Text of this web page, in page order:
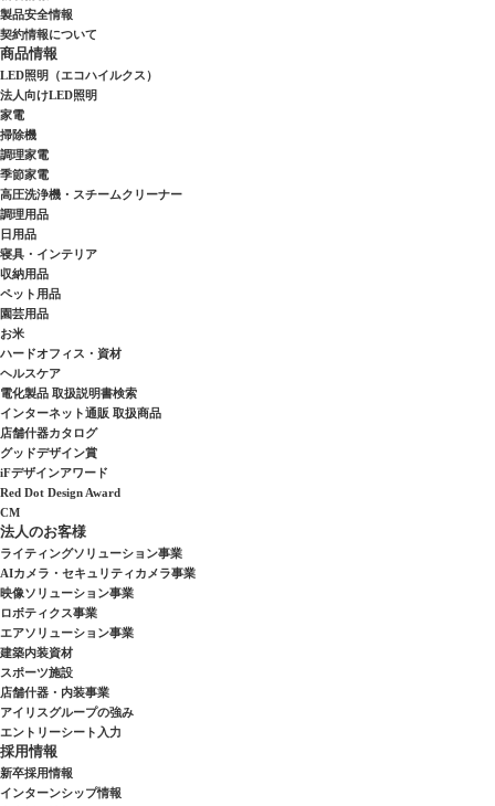
製品安全情報
契約情報について
商品情報
LED照明（エコハイルクス）
法人向けLED照明
家電
掃除機
調理家電
季節家電
高圧洗浄機・スチームクリーナー
調理用品
日用品
寝具・インテリア
収納用品
ペット用品
園芸用品
お米
ハードオフィス・資材
ヘルスケア
電化製品 取扱説明書検索
インターネット通販 取扱商品
店舗什器カタログ
グッドデザイン賞
iFデザインアワード
Red Dot Design Award
CM
法人のお客様
ライティングソリューション事業
AIカメラ・セキュリティカメラ事業
映像ソリューション事業
ロボティクス事業
エアソリューション事業
建築内装資材
スポーツ施設
店舗什器・内装事業
アイリスグループの強み
エントリーシート入力
採用情報
新卒採用情報
インターンシップ情報